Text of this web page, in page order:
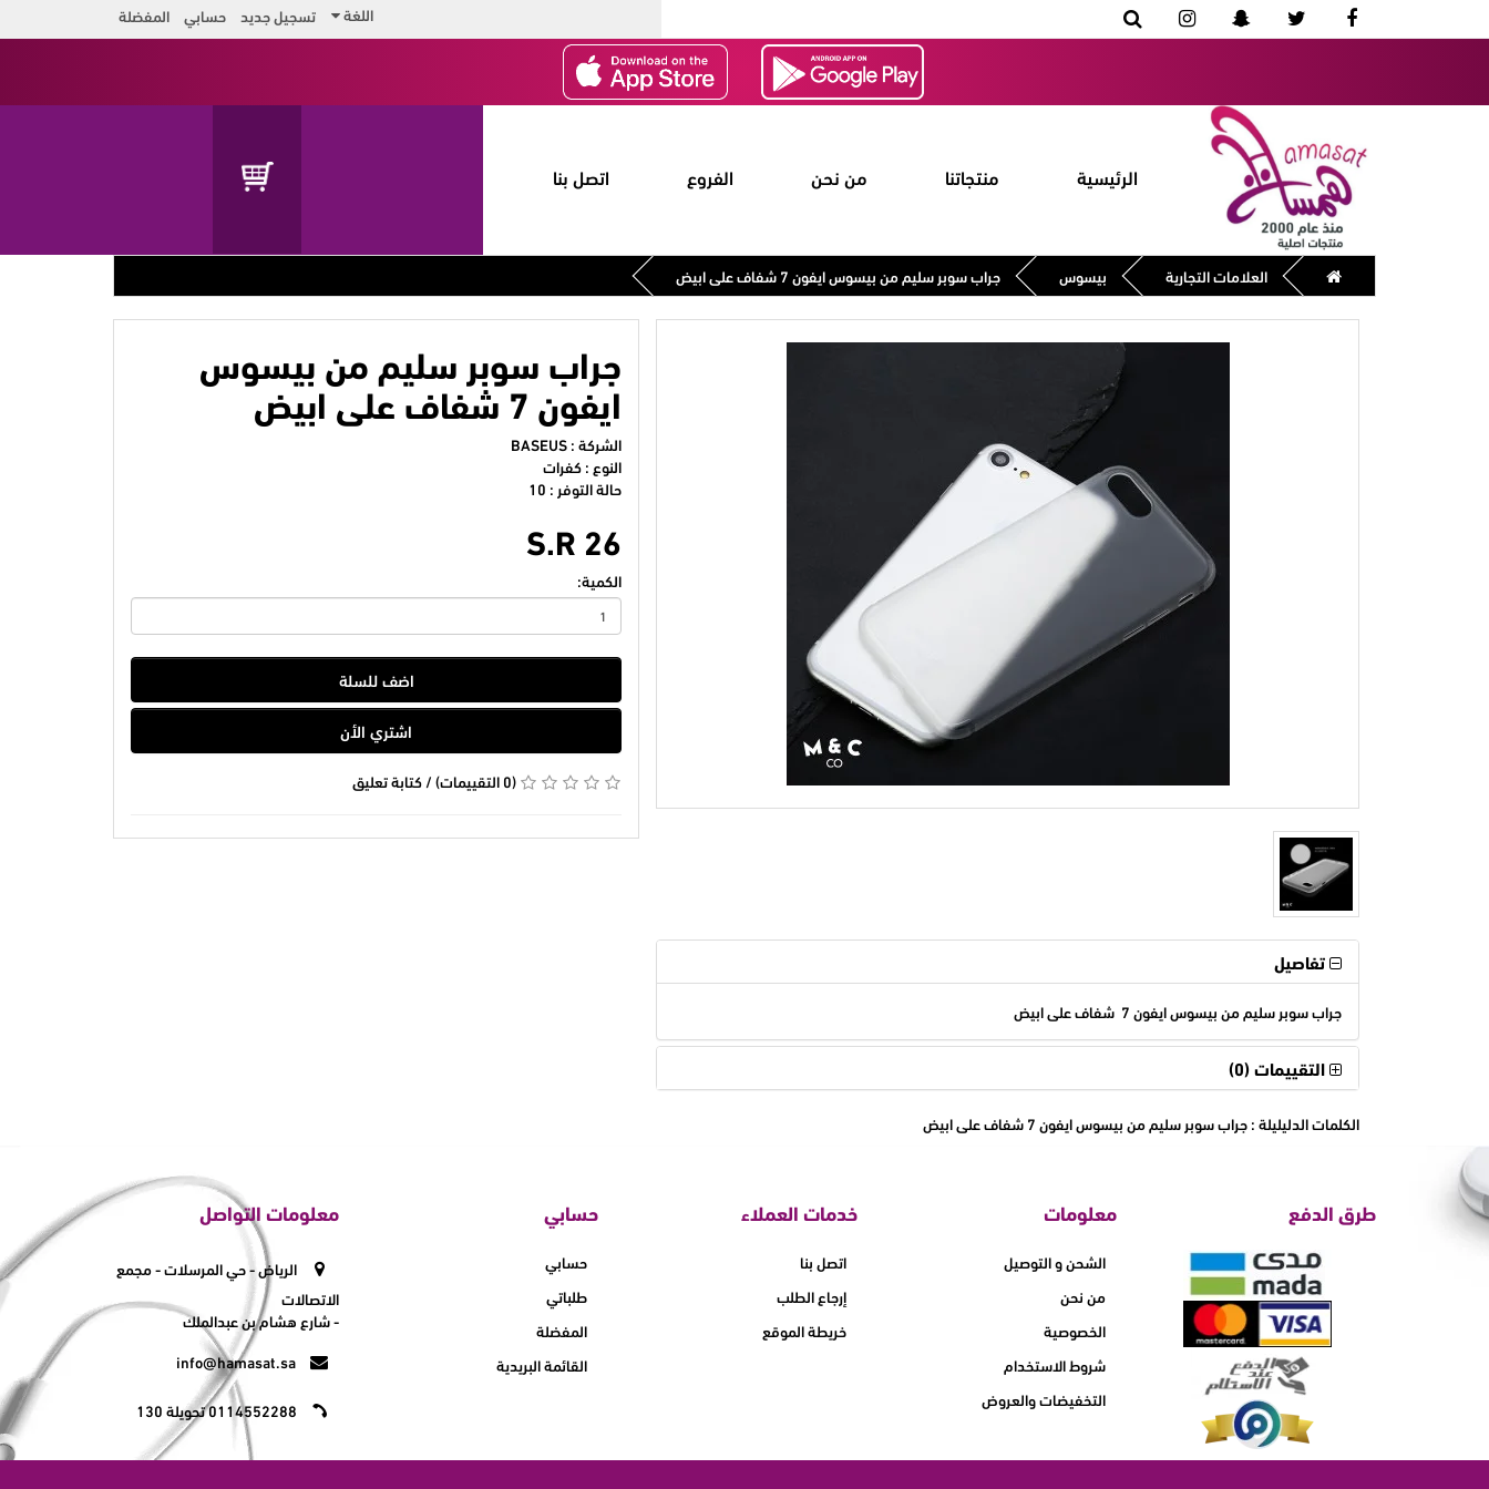
اللغة تسجيل جديد حسابي المفضلة
الرئيسية منتجاتنا من نحن الفروع اتصل بنا
العلامات التجارية بيسوس جراب سوبر سليم من بيسوس ايفون 7 شفاف على ابيض
تفاصيل
جراب سوبر سليم من بيسوس ايفون 7 شفاف على ابيض
التقييمات (0)
جراب سوبر سليم من بيسوس
ايفون 7 شفاف على ابيض
الشركة :BASEUS
النوع : كفرات
حالة التوفر : 10
S.R 26
الكمية:
اضف للسلة
اشتري الأن
(0 التقييمات) /كتابة تعليق
الكلمات الدليليلة :جراب سوبر سليم من بيسوس ايفون 7 شفاف على ابيض
طرق الدفع معلومات
الشحن و التوصيل
من نحن
الخصوصية
شروط الاستخدام
التخفيضات والعروض
خدمات العملاء
اتصل بنا
إرجاع الطلب
خريطة الموقع
حسابي
حسابي
طلباتي
المفضلة
القائمة البريدية
معلومات التواصل
الرياض - حي المرسلات - مجمع
الاتصالات
- شارع هشام بن عبدالملك